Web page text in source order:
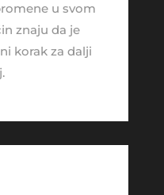
u svom
znaju da je
korak za dalji